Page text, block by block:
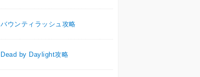
バウンティラッシュ攻略
Dead by Daylight攻略